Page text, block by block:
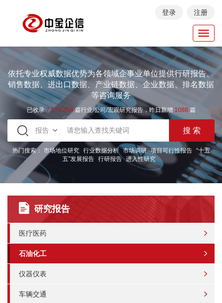
登录 注册
依托专业权威数据优势为各领域企事业单位提供行研报告、
销售数据、进出口数据、产业链数据、企业数据、排名数据
等咨询服务
已收录7.973.258篇行业/公司/宏观研究报告，昨日新增 1088 篇
热门搜索： 市场地位研究 行业数据分析 市场调研 项目可行性报告
“十五
五”发展报告 行研报告 进入性研究
研究报告
医疗医药
石油化工
仪器仪表
车辆交通